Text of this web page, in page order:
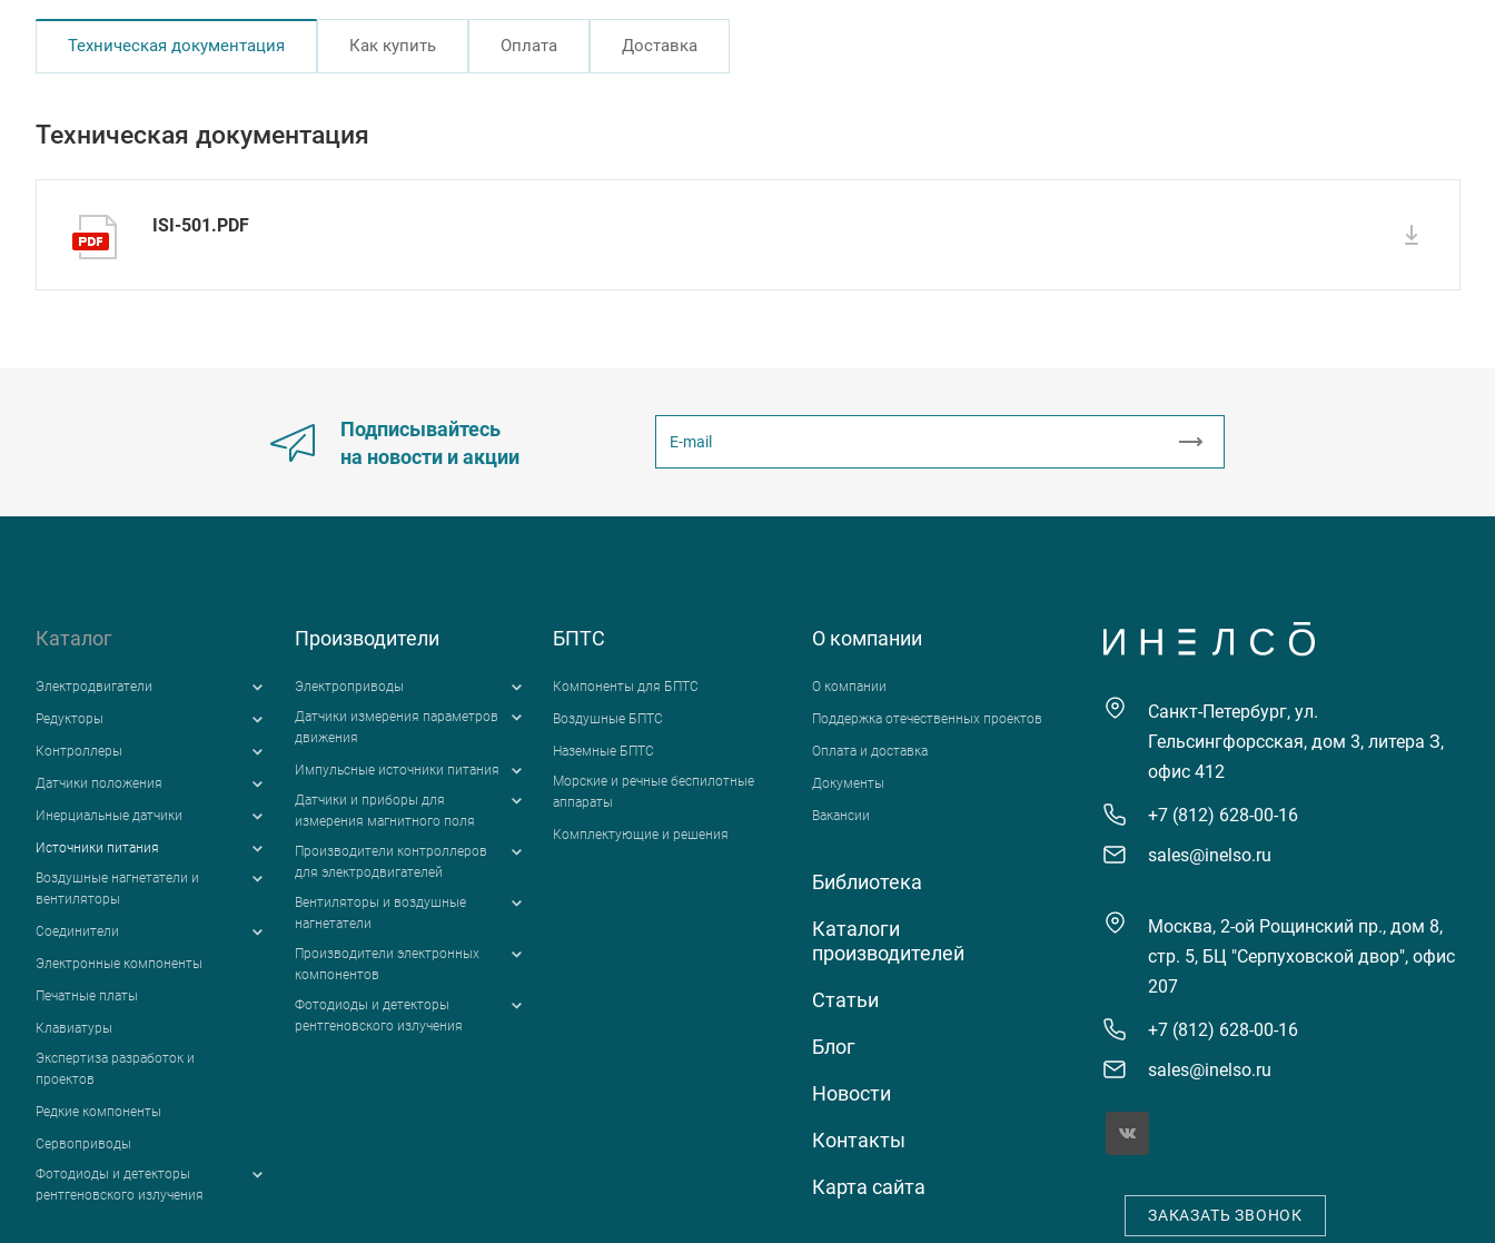
Техническая документация Как купить Оплата Доставка
Техническая документация
ISI-501.PDF
Подписывайтесь
на новости и акции
Каталог
Электродвигатели
Редукторы
Контроллеры
Датчики положения
Инерциальные датчики
Источники питания
Воздушные нагнетатели и
вентиляторы
Соединители
Электронные компоненты
Печатные платы
Клавиатуры
Экспертиза разработок и
проектов
Редкие компоненты
Сервоприводы
Фотодиоды и детекторы
рентгеновского излучения
Производители
Электроприводы
Датчики измерения параметров
движения
Импульсные источники питания
Датчики и приборы для
измерения магнитного поля
Производители контроллеров
для электродвигателей
Вентиляторы и воздушные
нагнетатели
Производители электронных
компонентов
Фотодиоды и детекторы
рентгеновского излучения
БПТС
Компоненты для БПТС
Воздушные БПТС
Наземные БПТС
Морские и речные беспилотные
аппараты
Комплектующие и решения
О компании
О компании
Поддержка отечественных проектов
Оплата и доставка
Документы
Вакансии
Библиотека
Каталоги
производителей
Статьи
Блог
Новости
Контакты
Карта сайта
Санкт-Петербург, ул.
Гельсингфорсская, дом 3, литера З,
офис 412
+7 (812) 628-00-16
sales@inelso.ru
Москва, 2-ой Рощинский пр., дом 8,
стр. 5, БЦ "Серпуховской двор", офис
207
+7 (812) 628-00-16
sales@inelso.ru
ЗАКАЗАТЬ ЗВОНОК